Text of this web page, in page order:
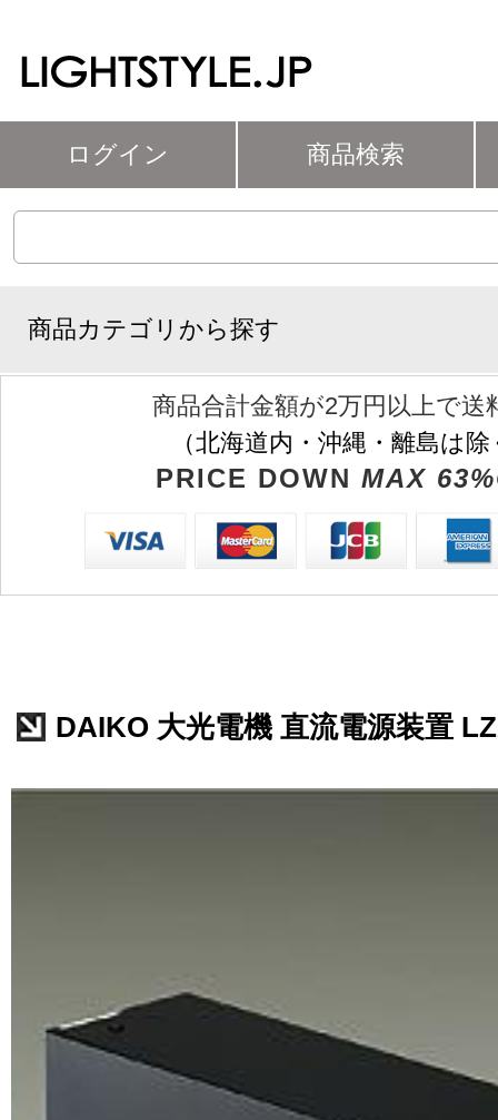
ログイン 商品検索
商品カテゴリから探す
商品合計金額が2万円以上で送
（北海道内・沖縄・離島は
PRICE DOWN MAX
DAIKO 大光電機 直流電源装置